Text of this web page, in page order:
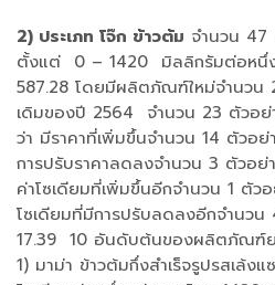
2) ประเภท โจ๊ก ข้าวต้ม จำนวน 47
ตั้งแต่ 0 – 1420 มิลลิกรัมต่อหนึ่ง
587.28 โดยมีผลิตภัณฑ์ใหม่จำนว
เดิมของปี 2564 จำนวน 23 ตัวอย่
ว่า มีราคาที่เพิ่มขึ้นจำนวน 14 ตัวอ
การปรับราคาลดลงจำนวน 3 ตัวอ
ค่าโซเดียมที่เพิ่มขึ้นอีกจำนวน 1 ตัว
โซเดียมที่มีการปรับลดลงอีกจำนว
17.39 10 อันดับต้นของผลิตภัณฑ์
1) มาม่า ข้าวต้มกึ่งสำเร็จรูปรสเล้